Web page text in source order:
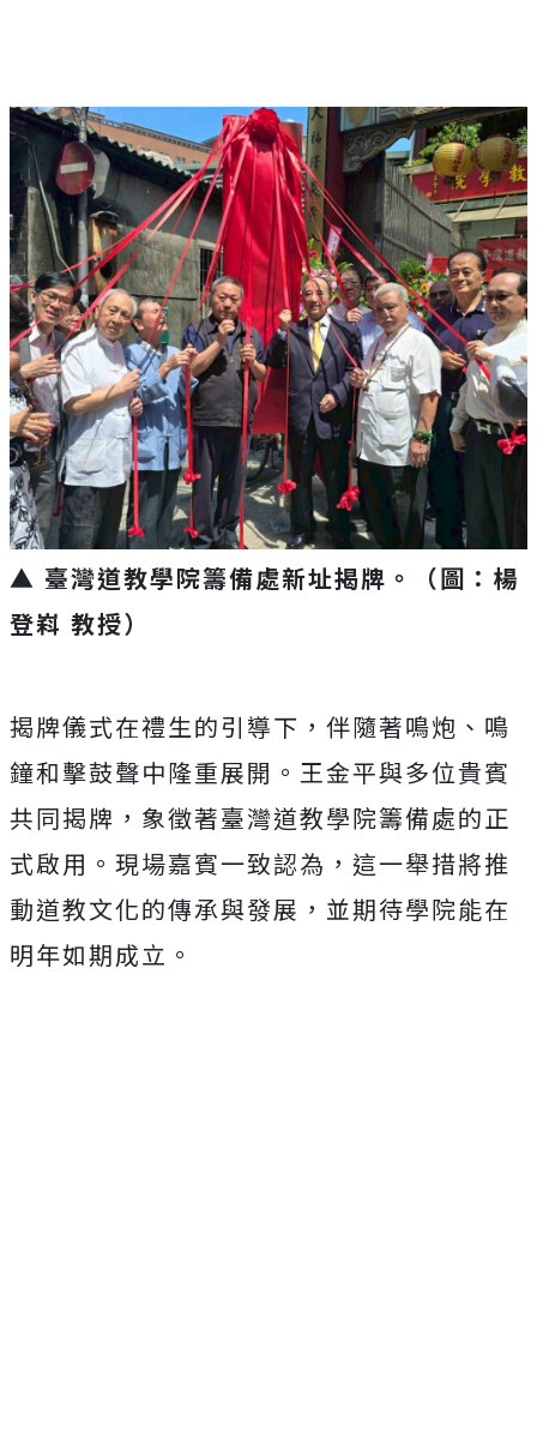
▲ 臺灣道教學院籌備處新址揭牌。（圖：楊
登嵙 教授）
揭牌儀式在禮生的引導下，伴隨著鳴炮、鳴
鐘和擊鼓聲中隆重展開。王金平與多位貴賓
共同揭牌，象徵著臺灣道教學院籌備處的正
式啟用。現場嘉賓一致認為，這一舉措將推
動道教文化的傳承與發展，並期待學院能在
明年如期成立。